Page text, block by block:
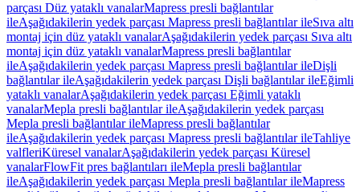
parçası Düz yataklı vanalarMapress presli bağlantılar
ileAşağıdakilerin yedek parçası Mapress presli bağlantılar ileSıva altı
montaj için düz yataklı vanalarAşağıdakilerin yedek parçası Sıva altı
montaj için düz yataklı vanalarMapress presli bağlantılar
ileAşağıdakilerin yedek parçası Mapress presli bağlantılar ileDişli
bağlantılar ileAşağıdakilerin yedek parçası Dişli bağlantılar ileEğimli
yataklı vanalarAşağıdakilerin yedek parçası Eğimli yataklı
vanalarMepla presli bağlantılar ileAşağıdakilerin yedek parçası
Mepla presli bağlantılar ileMapress presli bağlantılar
ileAşağıdakilerin yedek parçası Mapress presli bağlantılar ileTahliye
valfleriKüresel vanalarAşağıdakilerin yedek parçası Küresel
vanalarFlowFit pres bağlantıları ileMepla presli bağlantılar
ileAşağıdakilerin yedek parçası Mepla presli bağlantılar ileMapress